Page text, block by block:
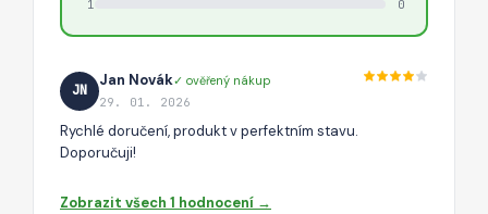
1
0
JN
Jan Novák✓ ověřený nákup
29. 01. 2026
Rychlé doručení, produkt v perfektním stavu.
Doporučuji!
Zobrazit všech 1 hodnocení →